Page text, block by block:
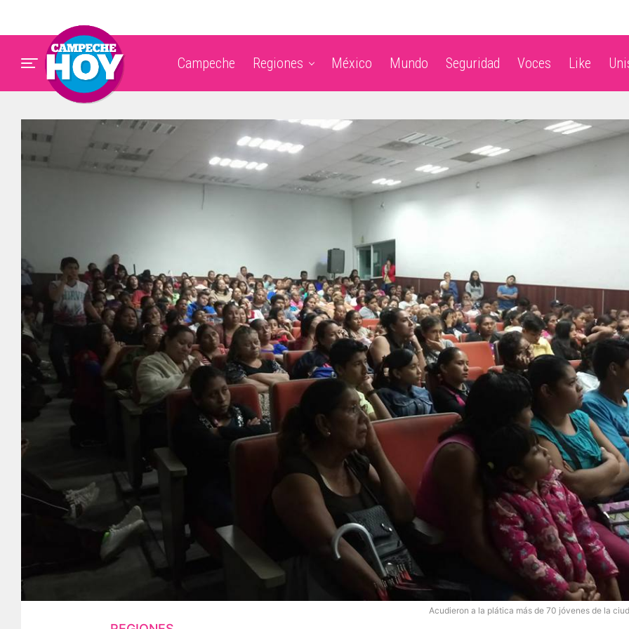
Campeche Regiones México Mundo Seguridad Voces Like
Acudieron a la plática más de 70 jóvenes de la